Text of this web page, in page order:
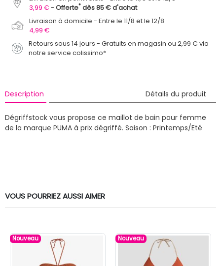
3,99 €
Offerte* dès 85 € d'achat
Livraison à domicile
Entre le 11/8 et le 12/8
4,99 €
Retours sous 14 jours - Gratuits en magasin ou 2,99 € via
notre service colissimo*
Description Détails du produit
Dégriffstock vous propose ce maillot de bain pour femme
de la marque PUMA à prix dégriffé. Saison : Printemps/Eté
VOUS POURRIEZ AUSSI AIMER
Nouveau Nouveau